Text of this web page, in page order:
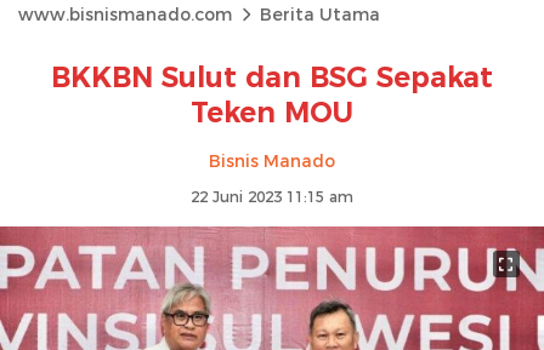
www.bisnismanado.com Berita Utama
BKKBN Sulut dan BSG Sepakat
Teken MOU
Bisnis Manado
22 Juni 2023 11:15 am